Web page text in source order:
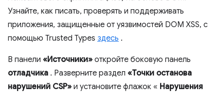
Узнайте, как писать, проверять и поддерживать
приложения, защищенные от уязвимостей DOM XSS, с
помощью Trusted Types здесь .
В панели «Источники» откройте боковую панель
отладчика . Разверните раздел «Точки останова
нарушений CSP» и установите флажок « Нарушения